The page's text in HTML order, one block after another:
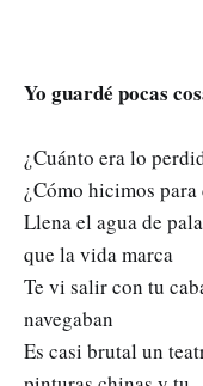
Yo guardé pocas
¿Cuánto era lo
¿Cómo hicimos
Llena el agua de
que la vida marca
Te vi salir con tu
navegaban
Es casi brutal un